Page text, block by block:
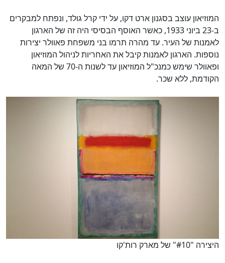
המוזיאון עוצב בסגנון ארט דקו, על ידי קרל גולד, ונפתח למבקרים
ב-23 ביוני 1933, כאשר האוסף הבסיסי היה זה של הארגון
לאמנות של העיר. עד מהרה תרמו בני משפחת פאוולר יצירות
נוספות. הארגון לאמנות קיבל את האחריות לניהול המוזיאון
ופאוולר שימש כמנכ"ל המוזיאון עד לשנות ה-70 של המאה
הקודמת, ללא שכר.
היצירה "#10" של מארק רות'קו